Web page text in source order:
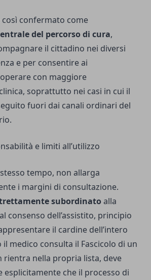
così confermato come
del percorso di cura,
il cittadino nei diversi
e per consentire ai
con maggiore
soprattutto nei casi in cui il
fuori dai canali ordinari del
e limiti all’utilizzo
tempo, non allarga
i margini di consultazione.
subordinato alla
consenso dell’assistito, principio
il cardine dell’intero
il medico consulta il Fascicolo di un
rientra nella propria lista, deve
esplicitamente che il processo di